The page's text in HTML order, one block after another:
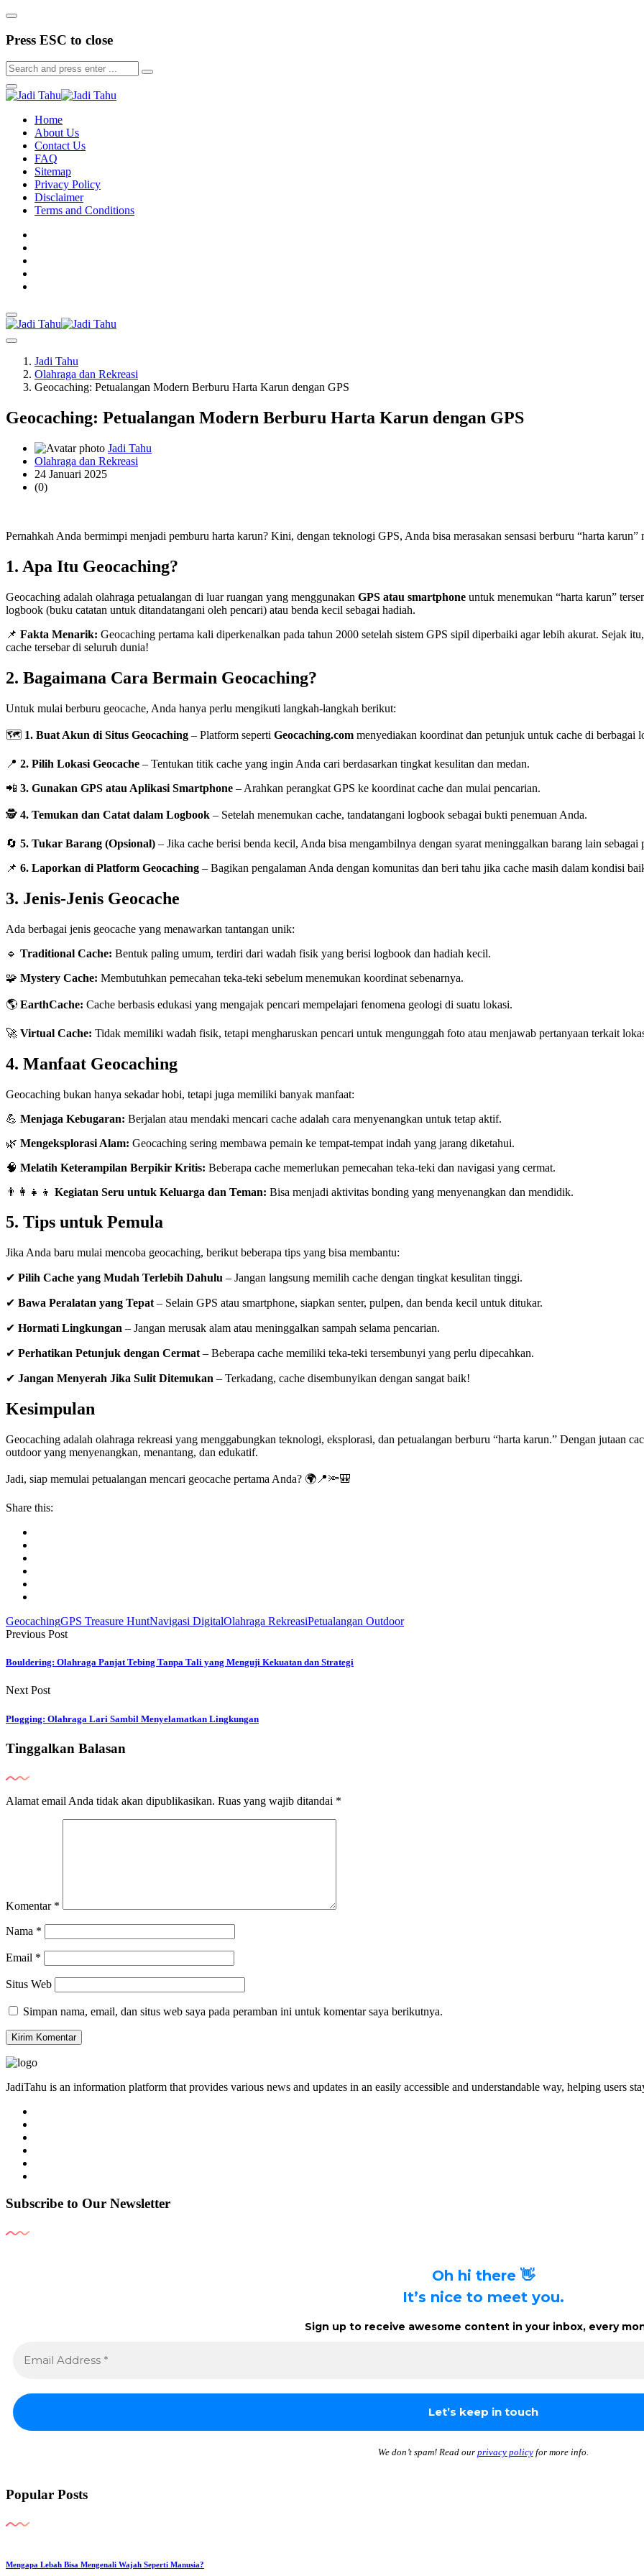
Press ESC to close
Home
About Us
Contact Us
FAQ
Sitemap
Privacy Policy
Disclaimer
Terms and Conditions
Jadi Tahu
Olahraga dan Rekreasi
Geocaching: Petualangan Modern Berburu Harta Karun dengan GPS
Geocaching: Petualangan Modern Berburu Harta Karun dengan GPS
Jadi Tahu
Olahraga dan Rekreasi
24 Januari 2025
(0)
Pernahkah Anda bermimpi menjadi pemburu harta karun? Kini, dengan teknologi GPS, Anda bisa merasakan sensasi berburu “harta
1. Apa Itu Geocaching?
Geocaching adalah olahraga petualangan di luar ruangan yang menggunakan GPS atau smartphone untuk menemukan “harta karun”
logbook (buku catatan untuk ditandatangani oleh pencari) atau benda kecil sebagai hadiah.
📌 Fakta Menarik: Geocaching pertama kali diperkenalkan pada tahun 2000 setelah sistem GPS sipil diperbaiki agar lebih akurat. Sejak
cache tersebar di seluruh dunia!
2. Bagaimana Cara Bermain Geocaching?
Untuk mulai berburu geocache, Anda hanya perlu mengikuti langkah-langkah berikut:
🗺 1. Buat Akun di Situs Geocaching – Platform seperti Geocaching.com menyediakan koordinat dan petunjuk untuk cache di berbagai
📍 2. Pilih Lokasi Geocache – Tentukan titik cache yang ingin Anda cari berdasarkan tingkat kesulitan dan medan.
📲 3. Gunakan GPS atau Aplikasi Smartphone – Arahkan perangkat GPS ke koordinat cache dan mulai pencarian.
🕵️ 4. Temukan dan Catat dalam Logbook – Setelah menemukan cache, tandatangani logbook sebagai bukti penemuan Anda.
🔄 5. Tukar Barang (Opsional) – Jika cache berisi benda kecil, Anda bisa mengambilnya dengan syarat meninggalkan barang lain sebagai
📌 6. Laporkan di Platform Geocaching – Bagikan pengalaman Anda dengan komunitas dan beri tahu jika cache masih dalam kondisi
3. Jenis-Jenis Geocache
Ada berbagai jenis geocache yang menawarkan tantangan unik:
🔹 Traditional Cache: Bentuk paling umum, terdiri dari wadah fisik yang berisi logbook dan hadiah kecil.
🧩 Mystery Cache: Membutuhkan pemecahan teka-teki sebelum menemukan koordinat sebenarnya.
🌎 EarthCache: Cache berbasis edukasi yang mengajak pencari mempelajari fenomena geologi di suatu lokasi.
🚀 Virtual Cache: Tidak memiliki wadah fisik, tetapi mengharuskan pencari untuk mengunggah foto atau menjawab pertanyaan terkait
4. Manfaat Geocaching
Geocaching bukan hanya sekadar hobi, tetapi juga memiliki banyak manfaat:
💪 Menjaga Kebugaran: Berjalan atau mendaki mencari cache adalah cara menyenangkan untuk tetap aktif.
🌿 Mengeksplorasi Alam: Geocaching sering membawa pemain ke tempat-tempat indah yang jarang diketahui.
🧠 Melatih Keterampilan Berpikir Kritis: Beberapa cache memerlukan pemecahan teka-teki dan navigasi yang cermat.
👨‍👩‍👧‍👦 Kegiatan Seru untuk Keluarga dan Teman: Bisa menjadi aktivitas bonding yang menyenangkan dan mendidik.
5. Tips untuk Pemula
Jika Anda baru mulai mencoba geocaching, berikut beberapa tips yang bisa membantu:
✔ Pilih Cache yang Mudah Terlebih Dahulu – Jangan langsung memilih cache dengan tingkat kesulitan tinggi.
✔ Bawa Peralatan yang Tepat – Selain GPS atau smartphone, siapkan senter, pulpen, dan benda kecil untuk ditukar.
✔ Hormati Lingkungan – Jangan merusak alam atau meninggalkan sampah selama pencarian.
✔ Perhatikan Petunjuk dengan Cermat – Beberapa cache memiliki teka-teki tersembunyi yang perlu dipecahkan.
✔ Jangan Menyerah Jika Sulit Ditemukan – Terkadang, cache disembunyikan dengan sangat baik!
Kesimpulan
Geocaching adalah olahraga rekreasi yang menggabungkan teknologi, eksplorasi, dan petualangan berburu “harta karun.” Dengan jutaan
outdoor yang menyenangkan, menantang, dan edukatif.
Jadi, siap memulai petualangan mencari geocache pertama Anda? 🌍📍🔦🎒
Share this:
GeocachingGPS Treasure HuntNavigasi DigitalOlahraga RekreasiPetualangan Outdoor
Previous Post
Bouldering: Olahraga Panjat Tebing Tanpa Tali yang Menguji Kekuatan dan Strategi
Next Post
Plogging: Olahraga Lari Sambil Menyelamatkan Lingkungan
Tinggalkan Balasan
Alamat email Anda tidak akan dipublikasikan. Ruas yang wajib ditandai *
Komentar *
Nama *
Email *
Situs Web
Simpan nama, email, dan situs web saya pada peramban ini untuk komentar saya berikutnya.
JadiTahu is an information platform that provides various news and updates in an easily accessible and understandable way, helping users
Subscribe to Our Newsletter
Oh hi there 👋
It’s nice to meet you.
Sign up to receive awesome content in your inbox, every
We don’t spam! Read our privacy policyfor more info.
Popular Posts
Mengapa Lebah Bisa Mengenali Wajah Seperti Manusia?